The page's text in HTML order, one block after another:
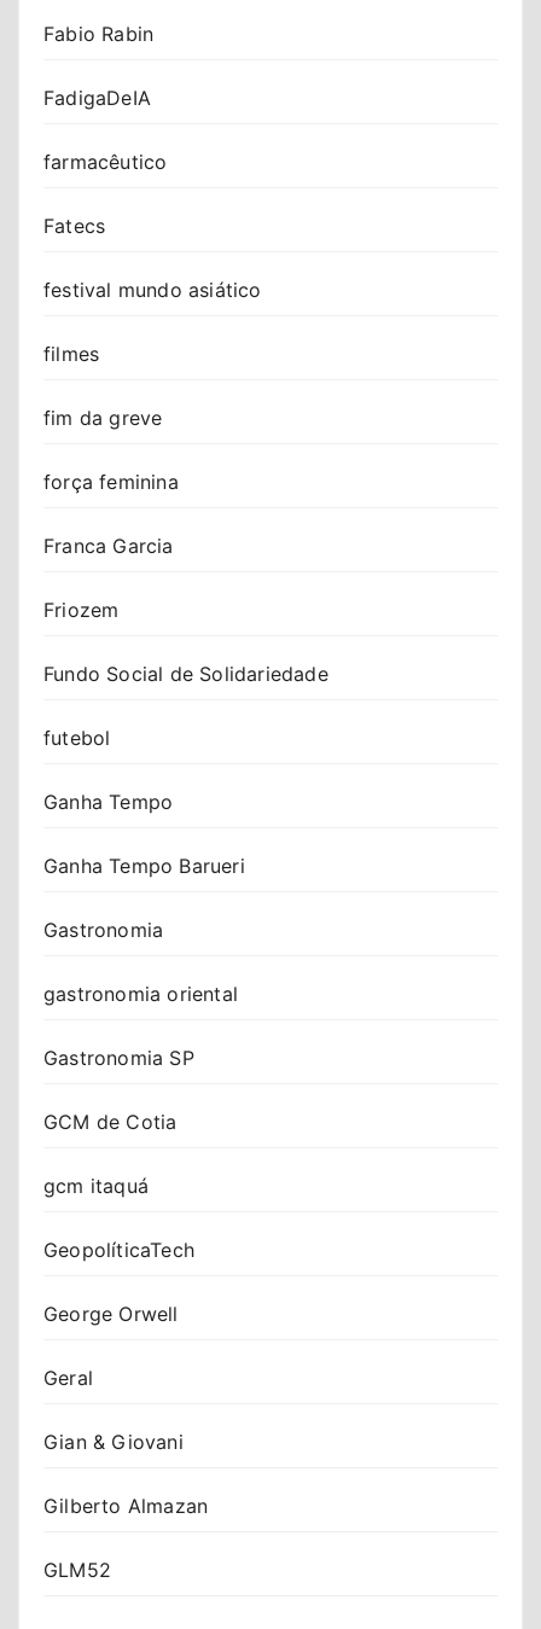
Fabio Rabin
FadigaDeIA
farmacêutico
Fatecs
festival mundo asiático
filmes
fim da greve
força feminina
Franca Garcia
Friozem
Fundo Social de Solidariedade
futebol
Ganha Tempo
Ganha Tempo Barueri
Gastronomia
gastronomia oriental
Gastronomia SP
GCM de Cotia
gcm itaquá
GeopolíticaTech
George Orwell
Geral
Gian & Giovani
Gilberto Almazan
GLM52